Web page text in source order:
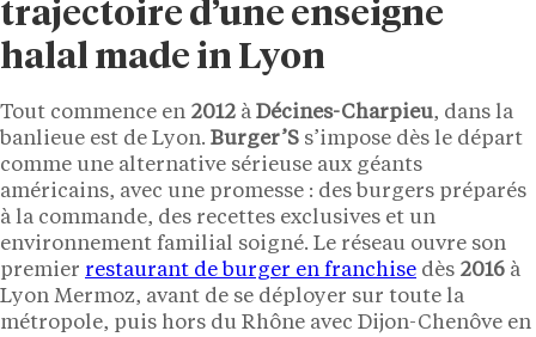
trajectoire d’une enseigne
halal made in Lyon
Tout commence en 2012 à Décines-Charpieu, dans la
banlieue est de Lyon. Burger’S s’impose dès le départ
comme une alternative sérieuse aux géants
américains, avec une promesse : des burgers préparés
à la commande, des recettes exclusives et un
environnement familial soigné. Le réseau ouvre son
premier restaurant de burger en franchise dès 2016 à
Lyon Mermoz, avant de se déployer sur toute la
métropole, puis hors du Rhône avec Dijon-Chenôve en